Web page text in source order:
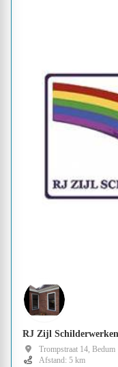
RJ Zijl Schilderwerken
Trompstraat 14, Bedum
Afstand: 5 km